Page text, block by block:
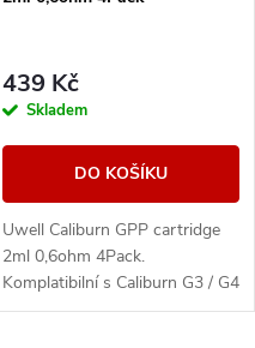
439 Kč
Skladem
DO KOŠÍKU
Uwell Caliburn GPP cartridge
2ml 0,6ohm 4Pack.
Komplatibilní s Caliburn G3 / G4
a G5. Balení obsahuje 4ks.